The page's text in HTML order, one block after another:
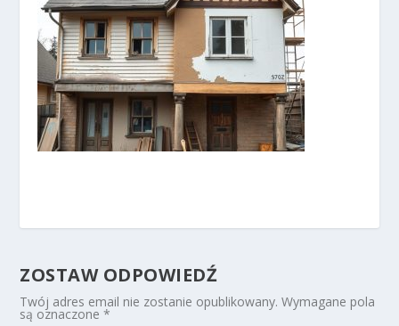
ZOSTAW ODPOWIEDŹ
Twój adres email nie zostanie opublikowany. Wymagane pola
są oznaczone*